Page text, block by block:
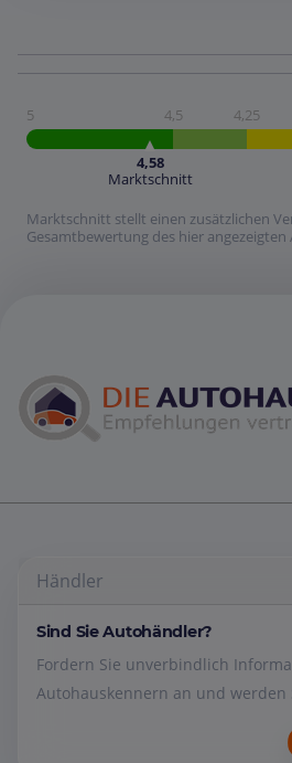
5 4,5 4,25
4,58
Marktschnitt
Marktschnitt stellt einen zusätzlichen
Gesamtbewertung des hier angezeigten
Händler
Sind Sie Autohändler?
Fordern Sie unverbindlich
Autohauskennern an und werden